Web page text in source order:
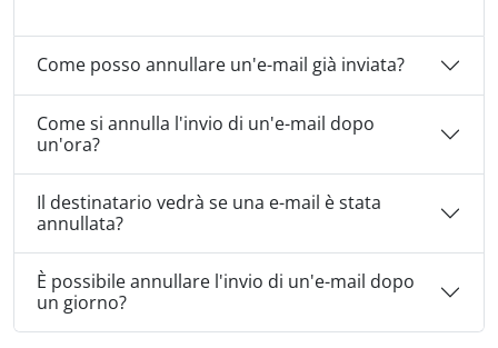
Come posso annullare un'e-mail già inviata?
Come si annulla l'invio di un'e-mail dopo
un'ora?
Il destinatario vedrà se una e-mail è stata
annullata?
È possibile annullare l'invio di un'e-mail dopo
un giorno?